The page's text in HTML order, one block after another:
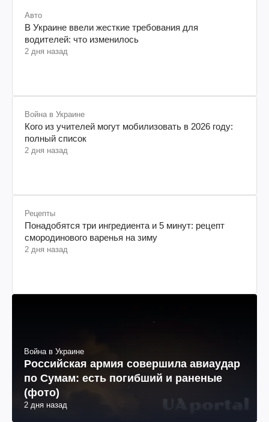
Авто
В Украине ввели жесткие требования для
водителей: что изменилось
2 дня назад
Война в Украине
Кого из учителей могут мобилизовать в 2026 году:
полный список
2 дня назад
Рецепты
Понадобятся три ингредиента и 5 минут: рецепт
смородинового варенья на зиму
2 дня назад
Война в Украине
Российская армия совершила авиаудар
по Сумам: есть погибший и раненые
(фото)
2 дня назад